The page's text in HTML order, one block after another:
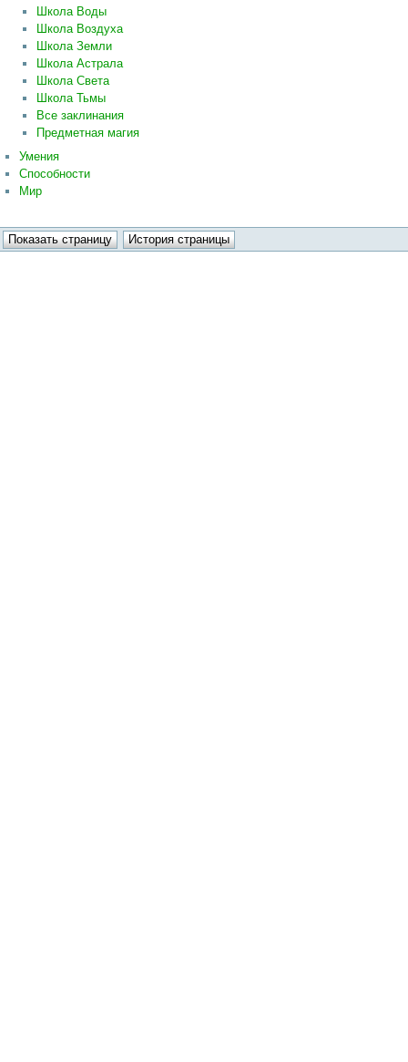
Школа Воды
Школа Воздуха
Школа Земли
Школа Астрала
Школа Света
Школа Тьмы
Все заклинания
Предметная магия
Умения
Способности
Мир